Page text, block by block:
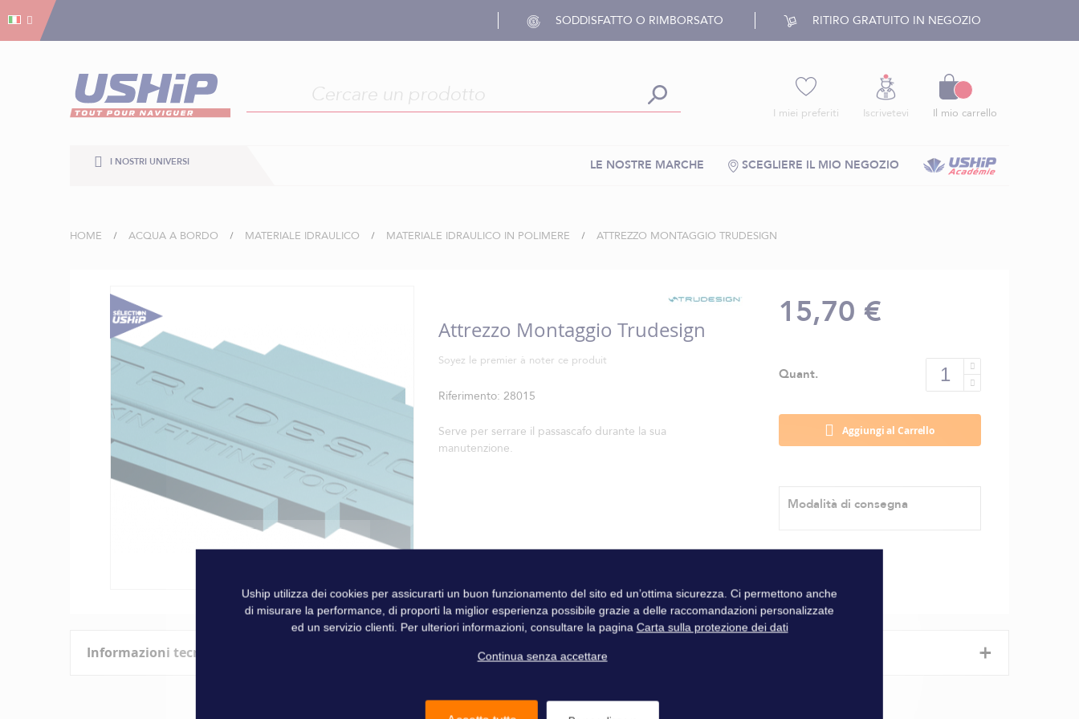
SODDISFATTO O RIMBORSATO RITIRO GRATUITO IN NEGOZIO
I miei preferiti Iscrivetevi Il mio carrello
I NOSTRI UNIVERSI SCEGLIERE IL MIO NEGOZIO
LE NOSTRE MARCHE
HOME ACQUA A BORDO MATERIALE IDRAULICO MATERIALE IDRAULICO IN POLIMERE ATTREZZO MONTAGGIO TRUDESIGN
Vai
alla
fine
della
galleria
immagini
galleria
Attrezzo Montaggio Trudesign
Soyez le premier à noter ce produit
Riferimento 28015
Serve per serrare il passascafo durante la sua
manutenzione.
15,70 €
Quant.
Aggiungi al Carrello
Modalità di consegna
Informazioni tecniche +
Gestion dei cookies
Uship utilizza dei cookies per assicurarti un buon funzionamento del sito ed un’ottima sicurezza. Ci permettono anche
di misurare la performance, di proporti la miglior esperienza possibile grazie a delle raccomandazioni personalizzate
ed un servizio clienti. Per ulteriori informazioni, consultare la pagina Carta sulla protezione dei dati
Continua senza accettare
Gestion dei cookies